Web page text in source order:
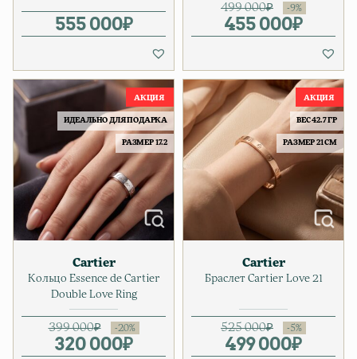
555 000₽
499 000₽
455 000₽
Текущая
ИДЕАЛЬНО ДЛЯ ПОДАРКА
РАЗМЕР 17.2
Cartier
Кольцо Essence de Cartier
Double Love Ring
399 000₽
Первоначальная цена
320 000₽
Текущая цена: 320 000₽.
ВЕС 42.7 ГР
РАЗМЕР 21 СМ
Cartier
Браслет Cartier Love 21
525 000₽
499 000₽
Текущая